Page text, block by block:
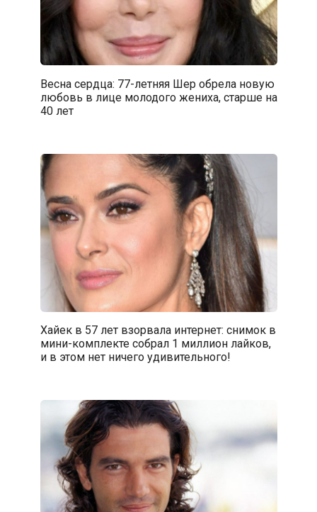
Весна сердца: 77-летняя Шер обрела новую
любовь в лице молодого жениха, старше на
40 лет
Хайек в 57 лет взорвала интернет: снимок в
мини-комплекте собрал 1 миллион лайков,
и в этом нет ничего удивительного!